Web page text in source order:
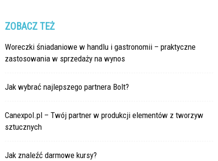
ZOBACZ TEŻ
Woreczki śniadaniowe w handlu i gastronomii – praktyczne
zastosowania w sprzedaży na wynos
Jak wybrać najlepszego partnera Bolt?
Canexpol.pl – Twój partner w produkcji elementów z tworzyw
sztucznych
Jak znaleźć darmowe kursy?